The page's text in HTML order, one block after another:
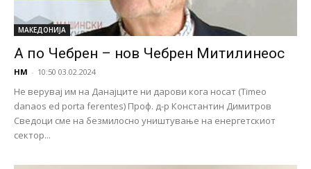
МАКЕДОНИЈА
А по Чебрен – нов Чебрен Митилинеос
НМ - 10:50 03.02.2024
Не верувај им на Данајците ни дарови кога носат (Timeo
danaos ed porta ferentes) Проф. д-р Константин Димитров
Сведоци сме на безмилосно уништување на енергетскиот
сектор...